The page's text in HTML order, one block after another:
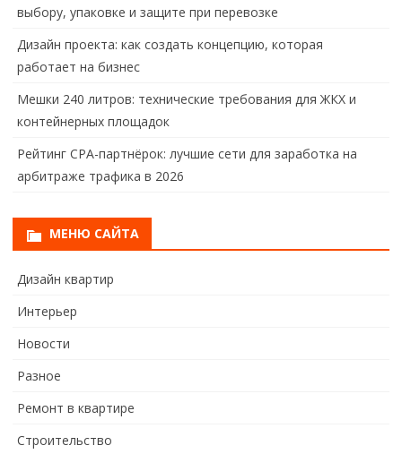
выбору, упаковке и защите при перевозке
Дизайн проекта: как создать концепцию, которая
работает на бизнес
Мешки 240 литров: технические требования для ЖКХ и
контейнерных площадок
Рейтинг CPA-партнёрок: лучшие сети для заработка на
арбитраже трафика в 2026
МЕНЮ САЙТА
Дизайн квартир
Интерьер
Новости
Разное
Ремонт в квартире
Строительство